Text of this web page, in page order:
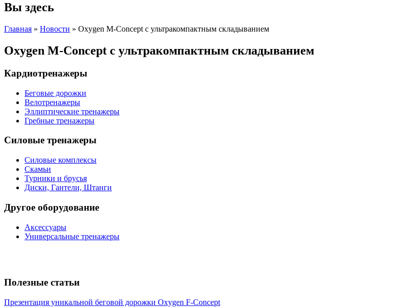
Вы здесь
Главная » Новости » Oxygen M-Concept с ультракомпактным складыванием
Oxygen M-Concept с ультракомпактным складыванием
Кардиотренажеры
Беговые дорожки
Велотренажеры
Эллиптические тренажеры
Гребные тренажеры
Силовые тренажеры
Силовые комплексы
Скамьи
Турники и брусья
Диски, Гантели, Штанги
Другое оборудование
Аксессуары
Универсальные тренажеры
Полезные статьи
Презентация уникальной беговой дорожки Oxygen F-Concept